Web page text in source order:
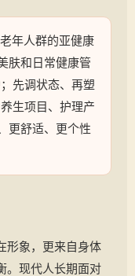
年人群的亚健康
肤和日常健康管
先调状态、再塑
生项目、护理产
更舒适、更个性
形象，更来自身体
。现代人长期面对